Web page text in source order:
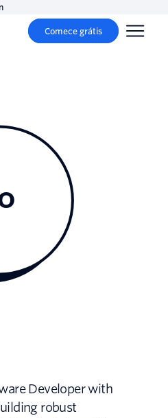
Comece grátis
Developer with
robust